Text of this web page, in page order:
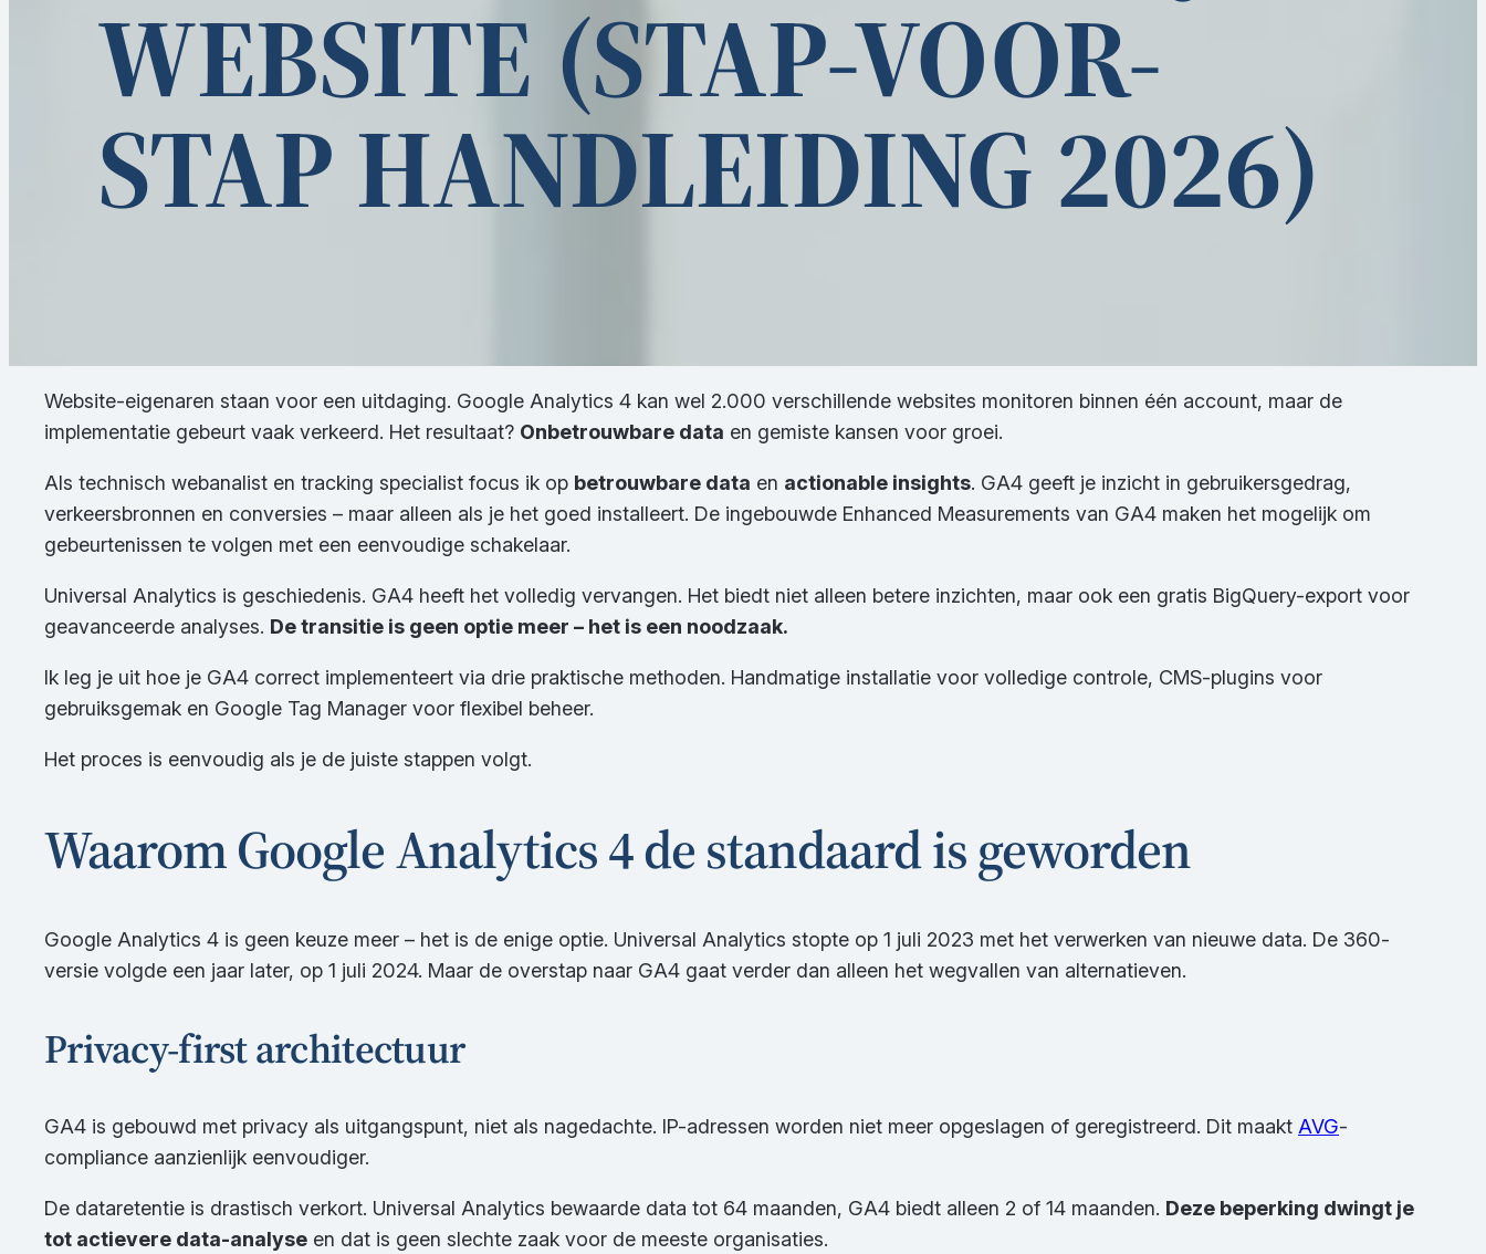
WEBSITE (STAP-VOOR-
STAP HANDLEIDING 2026)
Website-eigenaren staan voor een uitdaging. Google Analytics 4 kan wel 2.000 verschillende websites monitoren binnen één account, maar de
implementatie gebeurt vaak verkeerd. Het resultaat? Onbetrouwbare data en gemiste kansen voor groei.
Als technisch webanalist en tracking specialist focus ik op betrouwbare data en actionable insights. GA4 geeft je inzicht in gebruikersgedrag,
verkeersbronnen en conversies – maar alleen als je het goed installeert. De ingebouwde Enhanced Measurements van GA4 maken het mogelijk om
gebeurtenissen te volgen met een eenvoudige schakelaar.
Universal Analytics is geschiedenis. GA4 heeft het volledig vervangen. Het biedt niet alleen betere inzichten, maar ook een gratis BigQuery-export voor
geavanceerde analyses. De transitie is geen optie meer – het is een noodzaak.
Ik leg je uit hoe je GA4 correct implementeert via drie praktische methoden. Handmatige installatie voor volledige controle, CMS-plugins voor
gebruiksgemak en Google Tag Manager voor flexibel beheer.
Het proces is eenvoudig als je de juiste stappen volgt.
Waarom Google Analytics 4 de standaard is geworden
Google Analytics 4 is geen keuze meer – het is de enige optie. Universal Analytics stopte op 1 juli 2023 met het verwerken van nieuwe data. De 360-
versie volgde een jaar later, op 1 juli 2024. Maar de overstap naar GA4 gaat verder dan alleen het wegvallen van alternatieven.
Privacy-first architectuur
GA4 is gebouwd met privacy als uitgangspunt, niet als nagedachte. IP-adressen worden niet meer opgeslagen of geregistreerd. Dit maakt AVG-
compliance aanzienlijk eenvoudiger.
De dataretentie is drastisch verkort. Universal Analytics bewaarde data tot 64 maanden, GA4 biedt alleen 2 of 14 maanden. Deze beperking dwingt je
tot actievere data-analyse en dat is geen slechte zaak voor de meeste organisaties.